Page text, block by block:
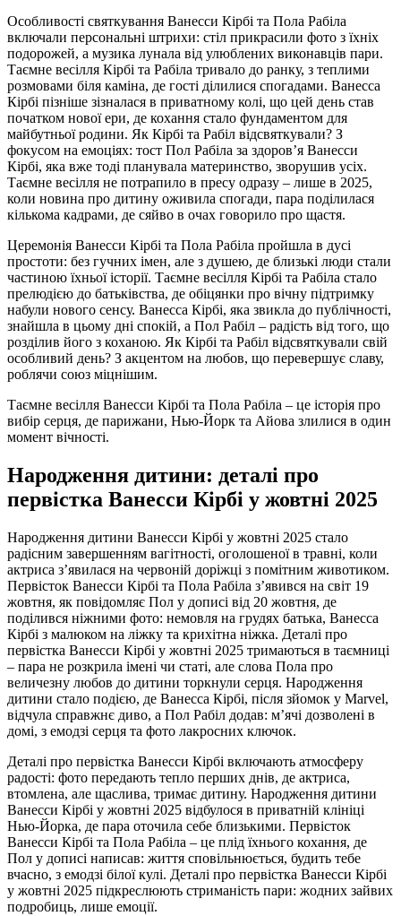
Особливості святкування Ванесси Кірбі та Пола Рабіла
включали персональні штрихи: стіл прикрасили фото з їхніх
подорожей, а музика лунала від улюблених виконавців пари.
Таємне весілля Кірбі та Рабіла тривало до ранку, з теплими
розмовами біля каміна, де гості ділилися спогадами. Ванесса
Кірбі пізніше зізналася в приватному колі, що цей день став
початком нової ери, де кохання стало фундаментом для
майбутньої родини. Як Кірбі та Рабіл відсвяткували? З
фокусом на емоціях: тост Пол Рабіла за здоров’я Ванесси
Кірбі, яка вже тоді планувала материнство, зворушив усіх.
Таємне весілля не потрапило в пресу одразу – лише в 2025,
коли новина про дитину оживила спогади, пара поділилася
кількома кадрами, де сяйво в очах говорило про щастя.
Церемонія Ванесси Кірбі та Пола Рабіла пройшла в дусі
простоти: без гучних імен, але з душею, де близькі люди стали
частиною їхньої історії. Таємне весілля Кірбі та Рабіла стало
прелюдією до батьківства, де обіцянки про вічну підтримку
набули нового сенсу. Ванесса Кірбі, яка звикла до публічності,
знайшла в цьому дні спокій, а Пол Рабіл – радість від того, що
розділив його з коханою. Як Кірбі та Рабіл відсвяткували свій
особливий день? З акцентом на любов, що перевершує славу,
роблячи союз міцнішим.
Таємне весілля Ванесси Кірбі та Пола Рабіла – це історія про
вибір серця, де парижани, Нью-Йорк та Айова злилися в один
момент вічності.
Народження дитини: деталі про
первістка Ванесси Кірбі у жовтні 2025
Народження дитини Ванесси Кірбі у жовтні 2025 стало
радісним завершенням вагітності, оголошеної в травні, коли
актриса з’явилася на червоній доріжці з помітним животиком.
Первісток Ванесси Кірбі та Пола Рабіла з’явився на світ 19
жовтня, як повідомляє Пол у дописі від 20 жовтня, де
поділився ніжними фото: немовля на грудях батька, Ванесса
Кірбі з малюком на ліжку та крихітна ніжка. Деталі про
первістка Ванесси Кірбі у жовтні 2025 тримаються в таємниці
– пара не розкрила імені чи статі, але слова Пола про
величезну любов до дитини торкнули серця. Народження
дитини стало подією, де Ванесса Кірбі, після зйомок у Marvel,
відчула справжнє диво, а Пол Рабіл додав: м’ячі дозволені в
домі, з емодзі серця та фото лакросних ключок.
Деталі про первістка Ванесси Кірбі включають атмосферу
радості: фото передають тепло перших днів, де актриса,
втомлена, але щаслива, тримає дитину. Народження дитини
Ванесси Кірбі у жовтні 2025 відбулося в приватній клініці
Нью-Йорка, де пара оточила себе близькими. Первісток
Ванесси Кірбі та Пола Рабіла – це плід їхнього кохання, де
Пол у дописі написав: життя сповільнюється, будить тебе
вчасно, з емодзі білої кулі. Деталі про первістка Ванесси Кірбі
у жовтні 2025 підкреслюють стриманість пари: жодних зайвих
подробиць, лише емоції.